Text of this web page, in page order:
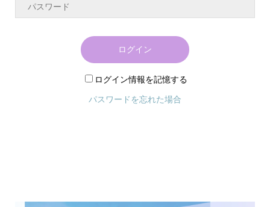
ログイン
ログイン情報を記憶する
パスワードを忘れた場合